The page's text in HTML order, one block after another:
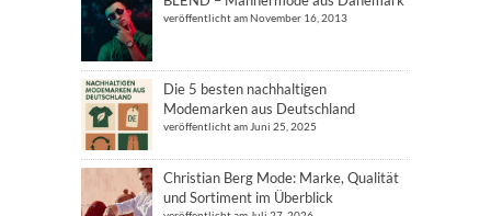
veröffentlicht am November 16, 2013
Die 5 besten nachhaltigen
Modemarken aus Deutschland
veröffentlicht am Juni 25, 2025
Christian Berg Mode: Marke, Qualität
und Sortiment im Überblick